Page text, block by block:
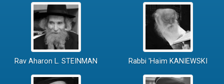
Rav Aharon L. STEINMAN Rabbi 'Haïm KANIEWSKI